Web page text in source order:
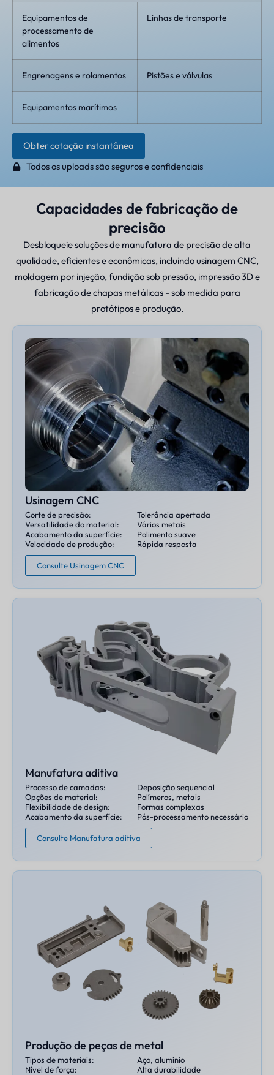
Equipamentos de
processamento de
alimentos
Linhas de transporte
Engrenagens e rolamentos Pistões e válvulas
Equipamentos marítimos
Obter cotação instantânea
Todos os uploads são seguros e confidenciais
Capacidades de fabricação de
precisão
Desbloqueie soluções de manufatura de precisão de alta
qualidade, eficientes e econômicas, incluindo usinagem CNC,
moldagem por injeção, fundição sob pressão, impressão 3D e
fabricação de chapas metálicas - sob medida para
protótipos e produção.
Usinagem CNC
Corte de precisão:
Tolerância apertada
Versatilidade do material:
Vários metais
Acabamento da superfície:
Polimento suave
Velocidade de produção:
Rápida resposta
Consulte Usinagem CNC
Manufatura aditiva
Processo de camadas:
Deposição sequencial
Opções de material:
Polímeros, metais
Flexibilidade de design:
Formas complexas
Acabamento da superfície:
Pós-processamento necessário
Consulte Manufatura aditiva
Produção de peças de metal
Tipos de materiais:
Aço, alumínio
Nível de força:
Alta durabilidade